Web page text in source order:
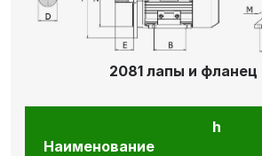
2081 лапы и фланец
Наименование
h